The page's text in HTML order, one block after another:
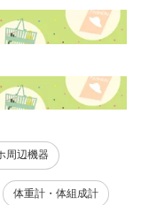
載掃除機 ミニ掃除機 小
型掃除機 コンパクト コ
ードレス掃除機 Type-c
ァ/車用 家庭用 フィルタ
ー2個
周辺機器
体重計・体組成計